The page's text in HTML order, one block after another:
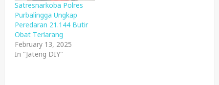
Satresnarkoba Polres
Purbalingga Ungkap
Peredaran 21.144 Butir
Obat Terlarang
February 13, 2025
In "Jateng DIY"